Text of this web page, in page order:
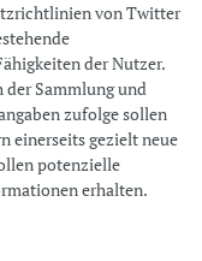
von Twitter
der Nutzer.
Sammlung und
zufolge sollen
einerseits gezielt neue
potenzielle
erhalten.